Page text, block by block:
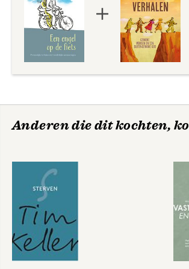
Anderen die dit kochten,